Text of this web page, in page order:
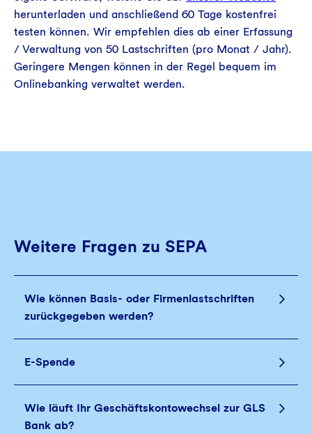
herunterladen und anschließend 60 Tage kostenfrei
testen können. Wir empfehlen dies ab einer Erfassung
/ Verwaltung von 50 Lastschriften (pro Monat / Jahr).
Geringere Mengen können in der Regel bequem im
Onlinebanking verwaltet werden.
Weitere Fragen zu SEPA
Wie können Basis- oder Firmenlastschriften
zurückgegeben werden?
E-Spende
Wie läuft Ihr Geschäftskontowechsel zur GLS
Bank ab?